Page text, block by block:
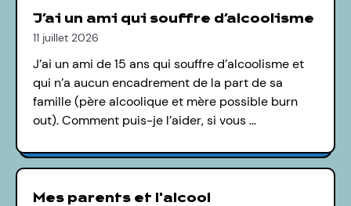
J’ai un ami qui souffre d’alcoolisme
11 juillet 2026
J’ai un ami de 15 ans qui souffre d’alcoolisme et
qui n’a aucun encadrement de la part de sa
famille (père alcoolique et mère possible burn
out). Comment puis-je l’aider, si vous …
Mes parents et l'alcool